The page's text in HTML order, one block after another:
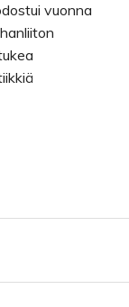
vuonna